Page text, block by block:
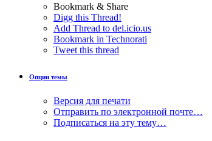
Bookmark & Share
Digg this Thread!
Add Thread to del.icio.us
Bookmark in Technorati
Tweet this thread
Опции темы
Версия для печати
Отправить по электронной почте…
Подписаться на эту тему…